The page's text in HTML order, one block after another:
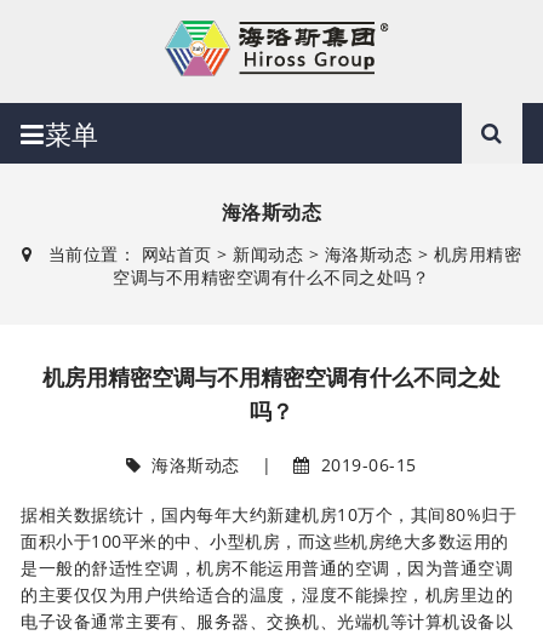
菜单
海洛斯动态
当前位置： 网站首页 > 新闻动态 > 海洛斯动态 > 机房用精密
空调与不用精密空调有什么不同之处吗？
机房用精密空调与不用精密空调有什么不同之处
吗？
海洛斯动态 | 2019-06-15
据相关数据统计，国内每年大约新建机房10万个，其间80%归于
面积小于100平米的中、小型机房，而这些机房绝大多数运用的
是一般的舒适性空调，机房不能运用普通的空调，因为普通空调
的主要仅仅为用户供给适合的温度，湿度不能操控，机房里边的
电子设备通常主要有、服务器、交换机、光端机等计算机设备以